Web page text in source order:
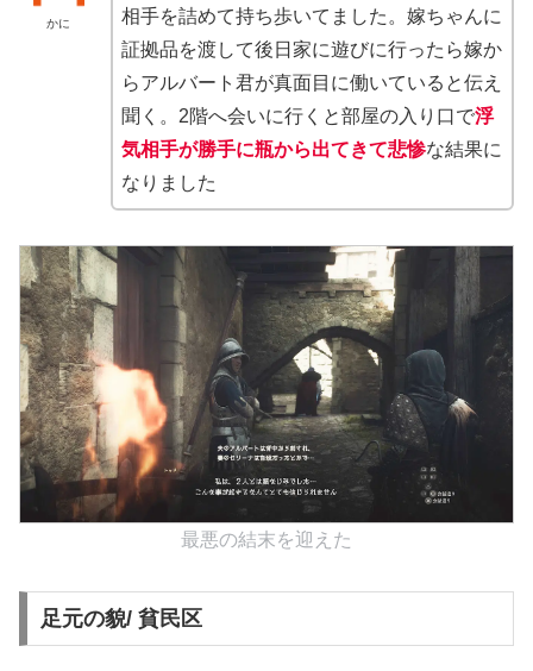
かに
相手を詰めて持ち歩いてました。嫁ちゃんに
証拠品を渡して後日家に遊びに行ったら嫁か
らアルバート君が真面目に働いていると伝え
聞く。2階へ会いに行くと部屋の入り口で浮
気相手が勝手に瓶から出てきて悲惨な結果に
なりました
最悪の結末を迎えた
足元の貌/ 貧民区